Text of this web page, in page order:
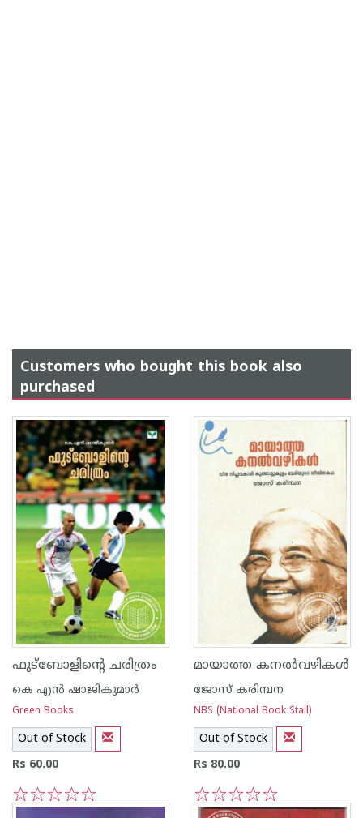
Customers who bought this book also
purchased
ഫുട്ബോളിന്റെ ചരിത്രം
കെ എന്‍ ഷാജികുമാര്‍
Green Books
Out of Stock
Rs 60.00
5
4
3
2
1
മായാത്ത കനല്‍വഴികള്‍
ജോസ് കരിമ്പന
NBS (National Book Stall)
Out of Stock
Rs 80.00
5
4
3
2
1